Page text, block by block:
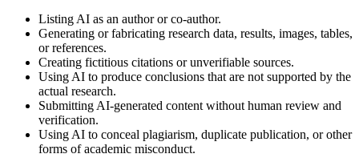
Listing AI as an author or co-author.
Generating or fabricating research data, results, images, tables,
or references.
Creating fictitious citations or unverifiable sources.
Using AI to produce conclusions that are not supported by the
actual research.
Submitting AI-generated content without human review and
verification.
Using AI to conceal plagiarism, duplicate publication, or other
forms of academic misconduct.